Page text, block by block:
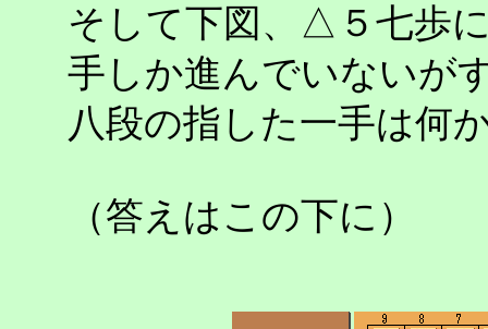
そして下図、△５七歩
手しか進んでいないが
八段の指した一手は何
（答えはこの下に）